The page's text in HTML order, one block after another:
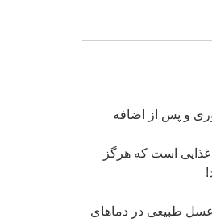
و پس از اضافه
است که هرگز
عسل طبیعی در دماهای